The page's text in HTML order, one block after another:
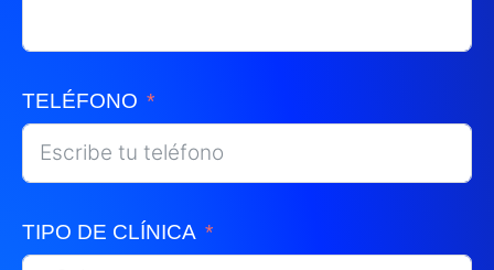
TELÉFONO
TIPO DE CLÍNICA